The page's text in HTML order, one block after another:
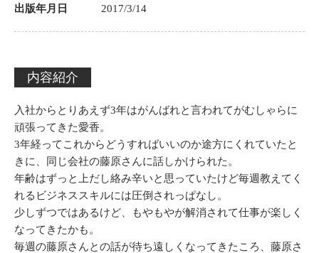
出版年月日 2017/3/14
内容紹介
入社からとりあえず3年はがんばれと言われてがむしゃらに
頑張ってきた愛香。
3年経ってこれからどうすればいいのか途方にくれていたと
きに、同じ会社の藤原さんに話しかけられた。
年齢はずっと上だし絡み辛いと思っていたけど毎週教えてく
れるビジネススキルには圧倒されっぱなし。
少しずつではあるけど、もやもやが解消されて仕事が楽しく
なってきたかも。
毎週の藤原さんとの話が待ち遠しくなってきたころ、藤原さ